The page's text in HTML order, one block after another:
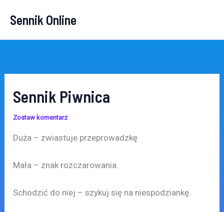
Sennik Online
Sennik Piwnica
Zostaw komentarz
Duża – zwiastuje przeprowadzkę
Mała – znak rozczarowania.
Schodzić do niej – szykuj się na niespodziankę.